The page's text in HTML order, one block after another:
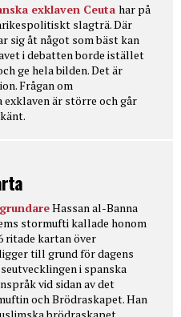
exklaven Ceuta har på
slagträ. Där
sig åt något som bäst kan
i debatten borde istället
ge hela bilden. Det är
Frågan om
exklaven är större och går
Hassan al-Banna
stormufti kallade honom
ritade kartan över
till grund för dagens
i spanska
vid sidan av det
och Brödraskapet. Han
brödraskapet.